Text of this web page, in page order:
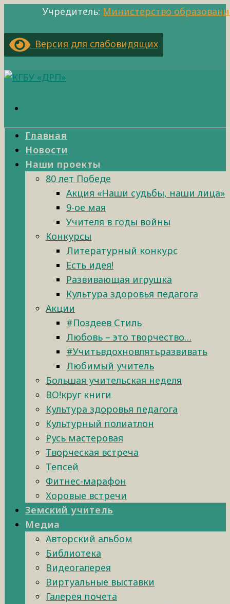
Учредитель: Министерство
Версия для слабовидящих
Главная
Новости
Наши проекты
80 лет Победе
Акция «Наши судьбы, наши лица»
9-ое мая
Учителя в годы войны
Конкурсы
Литературный конкурс
Есть идея!
Развивающая игрушка
Культура здоровья педагога
Акции
#Поздеев Стиль
Любовь – это творчество…
#Учитьвдохновлятьразвивать
Любимый учитель
Большая учительская неделя
ВО!круг книги
Культура здоровья педагога
Культурный полиатлон
Русь мастеровая
Творческая встреча
Тепсей
Фитнес-марафон
Хоровые встречи
Земский учитель
Медиа
Авторский альбом
Библиотека
Видеогалерея
Виртуальные выставки
Галерея почета